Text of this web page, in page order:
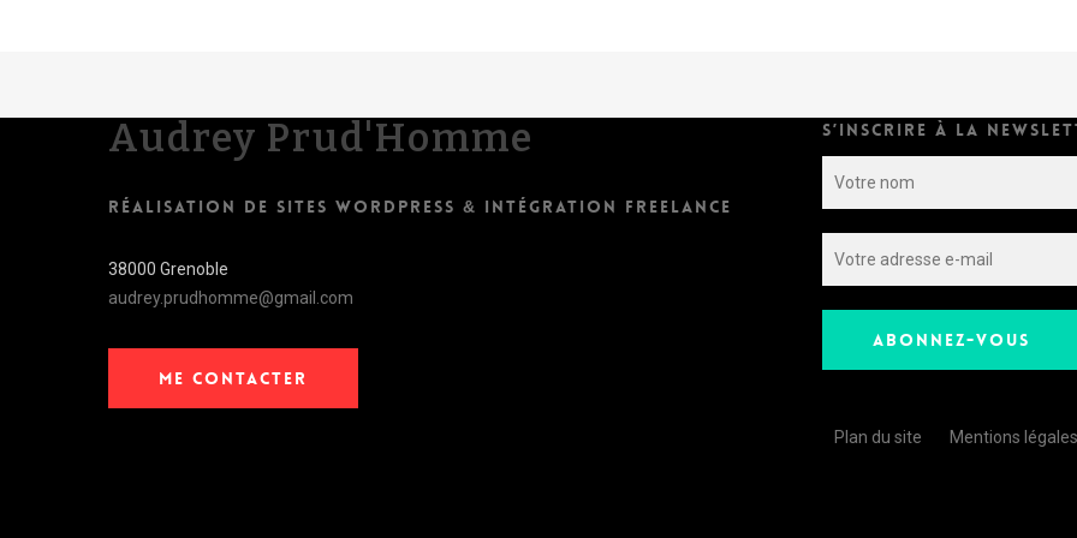
Audrey Prud'Homme
RÉALISATION DE SITES WORDPRESS & INTÉGRATION FREELANCE
38000 Grenoble
audrey.prudhomme@gmail.com
ME CONTACTER
S’INSCRIRE À LA
Plan du site Mentions légales